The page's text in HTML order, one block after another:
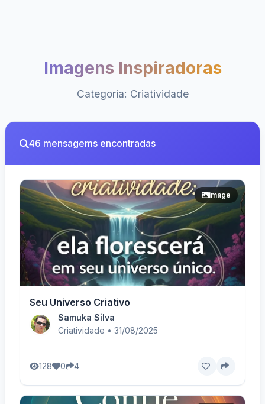
Imagens Inspiradoras
Categoria: Criatividade
46 mensagems encontradas
image
Seu Universo Criativo
Samuka Silva
Criatividade • 31/08/2025
128 0 4